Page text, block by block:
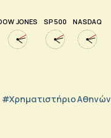
JONES SP 500 NASDAQ
#Χρηματιστήριο Αθηνών